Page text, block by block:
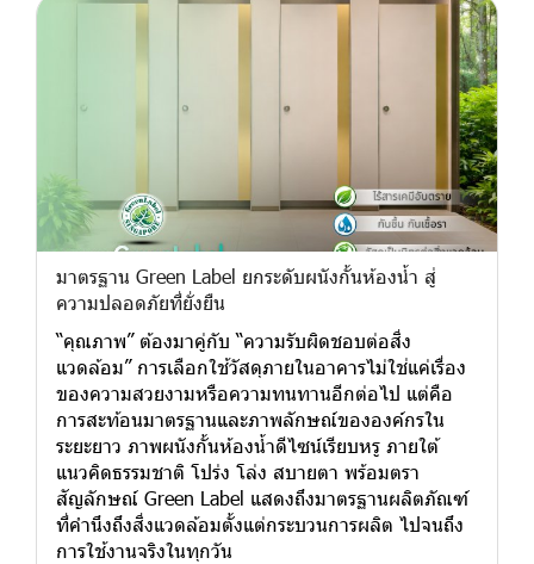
มาตรฐาน Green Label ยกระดับผนังกั้นห้องน้ำ สู่
ความปลอดภัยที่ยั่งยืน
“คุณภาพ” ต้องมาคู่กับ “ความรับผิดชอบต่อสิ่ง
แวดล้อม” การเลือกใช้วัสดุภายในอาคารไม่ใช่แค่เรื่อง
ของความสวยงามหรือความทนทานอีกต่อไป แต่คือ
การสะท้อนมาตรฐานและภาพลักษณ์ขององค์กรใน
ระยะยาว ภาพผนังกั้นห้องน้ำดีไซน์เรียบหรู ภายใต้
แนวคิดธรรมชาติ โปร่ง โล่ง สบายตา พร้อมตรา
สัญลักษณ์ Green Label แสดงถึงมาตรฐานผลิตภัณฑ์
ที่คำนึงถึงสิ่งแวดล้อมตั้งแต่กระบวนการผลิต ไปจนถึง
การใช้งานจริงในทุกวัน